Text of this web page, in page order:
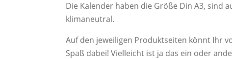
Die Kalender haben die Größe Din A3, sind
klimaneutral.
Auf den jeweiligen Produktseiten könnt Ihr
Spaß dabei! Vielleicht ist ja das ein oder